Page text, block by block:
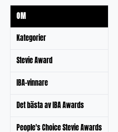
OM
Kategorier
Stevie Award
IBA-vinnare
Det bästa av IBA Awards
People's Choice Stevie Awards